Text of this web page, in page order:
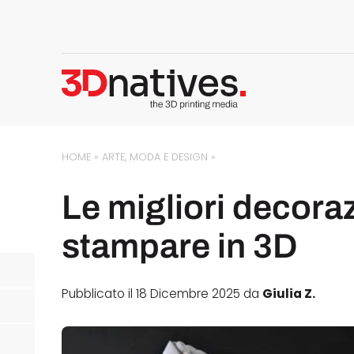
HOME »ARTE, MODA E DESIGN »
Le migliori
stampare in 3D
Pubblicato il 18 Dicembre 2025 da Giulia Z.